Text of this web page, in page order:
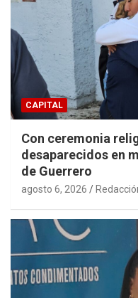
CAPITAL
Con ceremonia
desaparecidos en
de Guerrero
agosto 6, 2026